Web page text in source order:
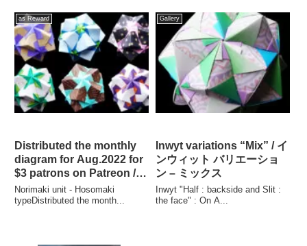
as Reward
Distributed the monthly
diagram for Aug.2022 for
$3 patrons on Patreon /
2022年8月のマンスリー折
り図が配信されました。
Norimaki unit - Hosomaki
typeDistributed the month...
Gallery
Inwyt variations “Mix” / イ
ンウィット バリエーショ
ン – ミックス
Inwyt "Half : backside and Slit :
the face" : On A...